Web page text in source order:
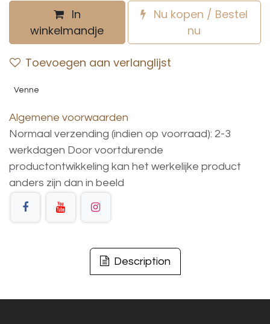
In
winkelmandje
Nu kopen / Bestel
nu
Toevoegen aan verlanglijst
Venne
Algemene voorwaarden
Normaal verzending (indien op voorraad): 2-3
werkdagen Door voortdurende
productontwikkeling kan het werkelijke product
anders zijn dan in beeld
Description